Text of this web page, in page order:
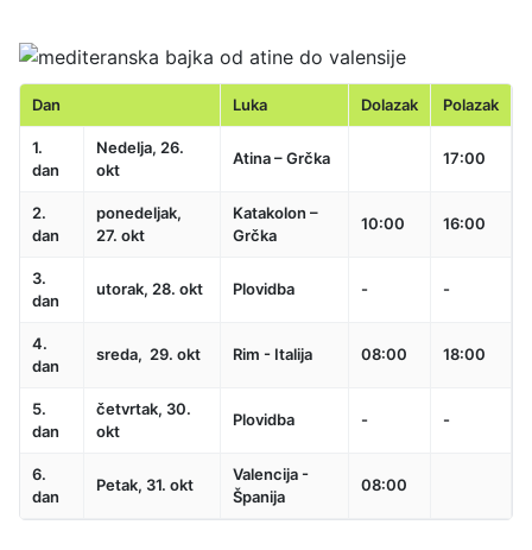
Dan Luka Dolazak Polazak
1.
dan
Nedelja, 26.
okt
Atina – Grčka 17:00
2.
dan
ponedeljak,
27. okt
Katakolon –
Grčka
10:00 16:00
3.
dan
utorak, 28. okt Plovidba - -
4.
dan
sreda, 29. okt Rim - Italija 08:00 18:00
5.
dan
četvrtak, 30.
okt
Plovidba - -
6.
dan
Petak, 31. okt
Valencija -
Španija
08:00